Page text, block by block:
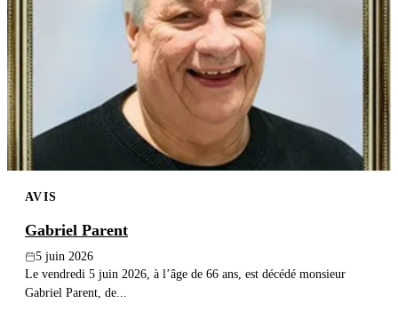
AVIS
Gabriel Parent
5 juin 2026
Le vendredi 5 juin 2026, à l’âge de 66 ans, est décédé monsieur
Gabriel Parent, de...